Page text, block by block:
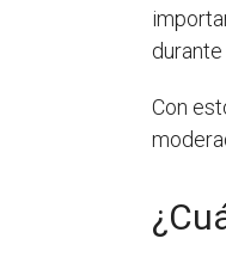
durante
Con